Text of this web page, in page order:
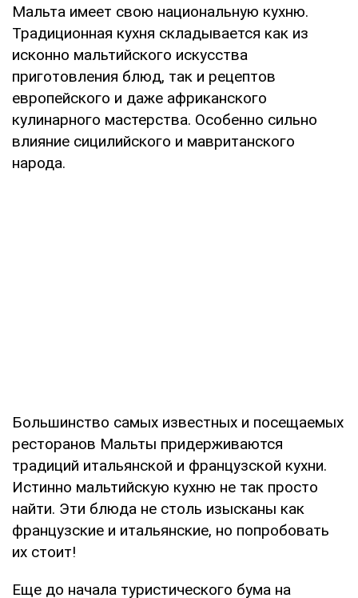
Мальта имеет свою национальную кухню.
Традиционная кухня складывается как из
исконно мальтийского искусства
приготовления блюд, так и рецептов
европейского и даже африканского
кулинарного мастерства. Особенно сильно
влияние сицилийского и мавританского
народа.
Большинство самых известных и посещаемых
ресторанов Мальты придерживаются
традиций итальянской и французской кухни.
Истинно мальтийскую кухню не так просто
найти. Эти блюда не столь изысканы как
французские и итальянские, но попробовать
их стоит!
Еще до начала туристического бума на